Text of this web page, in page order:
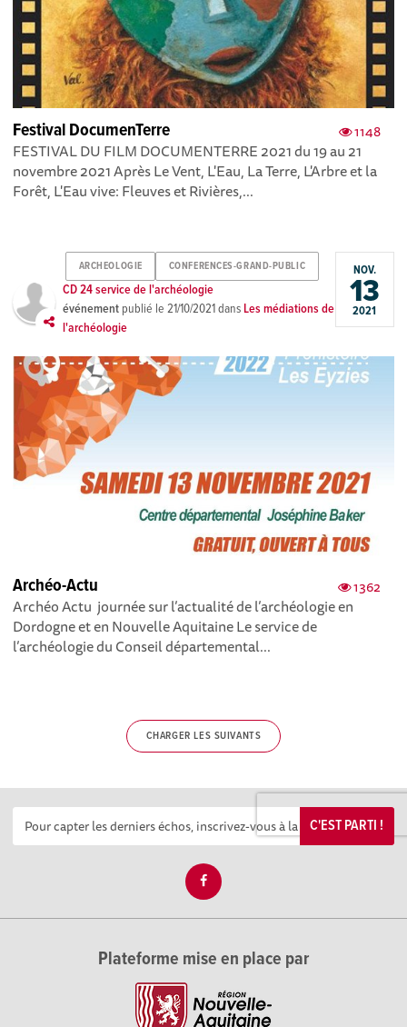
1148
Festival DocumenTerre
FESTIVAL DU FILM DOCUMENTERRE 2021 du 19 au 21
novembre 2021 Après Le Vent, L'Eau, La Terre, L'Arbre et la
Forêt, L'Eau vive: Fleuves et Rivières,...
ARCHEOLOGIE CONFERENCES-GRAND-PUBLIC
CD 24 service de l'archéologie
événement publié le21/10/2021dansLes médiations de
l'archéologie
NOV.
13
2021
1362
Archéo-Actu
Archéo Actu journée sur l’actualité de l’archéologie en
Dordogne et en Nouvelle Aquitaine Le service de
l’archéologie du Conseil départemental...
CHARGER LES SUIVANTS
C'EST PARTI !
Plateforme mise en place par